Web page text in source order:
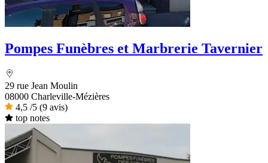
Pompes Funèbres et Marbrerie Tavernier
29 rue Jean Moulin
08000 Charleville-Mézières
4,5 /5 (9 avis)
top notes